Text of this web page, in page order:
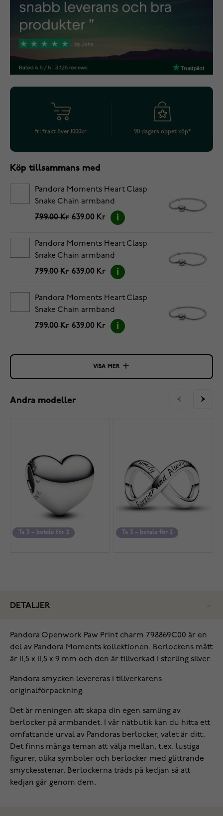
Fri frakt över 1000kr 90 dagars öppet köp*
Köp tillsammans med
Pandora Moments Heart Clasp
Snake Chain armband
5594594C00-18
799.00 Kr 639.00 Kr
Pandora Moments Heart Clasp
Snake Chain armband
5594594C00-19
799.00 Kr 639.00 Kr
Pandora Moments Heart Clasp
Snake Chain armband
5594594C00-20
799.00 Kr 639.00 Kr
VISA MER
Andra modeller
Ta 3 – betala för 2 Ta 3 – betala för 2
DETALJER
‌Pandora Openwork Paw Print charm 798869C00 är en
del av Pandora Moments kollektionen. Berlockens mått
är 11,5 x 11,5 x 9 mm och den är tillverkad i sterling silver.
Pandora smycken levereras i tillverkarens
originalförpackning.
Det är meningen att skapa din egen samling av
berlocker på armbandet. I vår nätbutik kan du hitta ett
omfattande urval av Pandoras berlocker, valet är ditt.
Det finns många teman att välja mellan, t.ex. lustiga
figurer, olika symboler och berlocker med glittrande
smyckesstenar. Berlockerna träds på kedjan så att
kedjan går genom dem.